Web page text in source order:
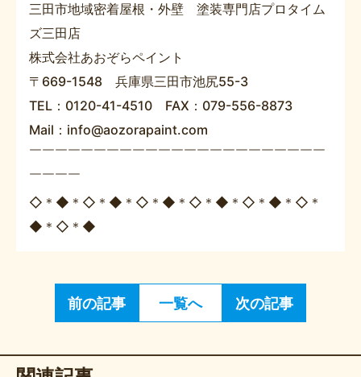
三田市地域密着屋根・外壁 塗装専門店プロタイム
ズ三田店
株式会社あおぞらペイント
〒669-1548 兵庫県三田市池尻55-3
TEL：0120-41-4510 FAX：079-556-8873
Mail：info@aozorapaint.com
￣￣￣￣￣￣￣￣￣￣￣￣￣￣￣￣￣￣￣￣￣￣￣
￣￣￣￣
◇＊◆＊◇＊◆＊◇＊◆＊◇＊◆＊◇＊◆＊◇＊
◆＊◇＊◆
前の記事 一覧へ 次の記事